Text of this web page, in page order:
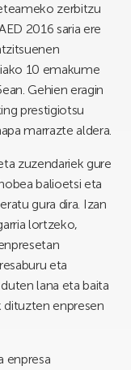
zerbitzu
2016 saria ere
10 emakume
Gehien eragin
prestigiotsu
marrazte aldera.
zuzendariek gure
balioetsi eta
gura dira. Izan
lortzeko,
eta
lana eta baita
enpresen
enpresa